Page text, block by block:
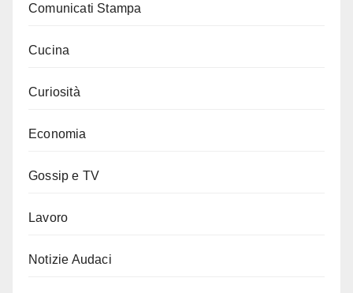
Comunicati Stampa
Cucina
Curiosità
Economia
Gossip e TV
Lavoro
Notizie Audaci